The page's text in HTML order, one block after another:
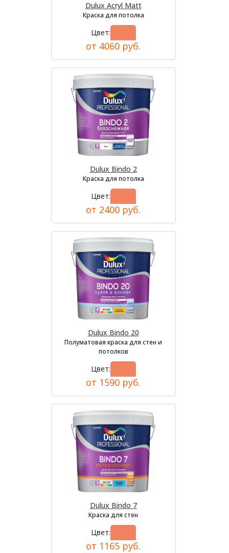
Dulux Acryl Matt
Краска для потолка
Цвет:
от 4060 руб.
Dulux Bindo 2
Краска для потолка
Цвет:
от 2400 руб.
Dulux Bindo 20
Полуматовая краска для стен и
потолков
Цвет:
от 1590 руб.
Dulux Bindo 7
Краска для стен
Цвет:
от 1165 руб.